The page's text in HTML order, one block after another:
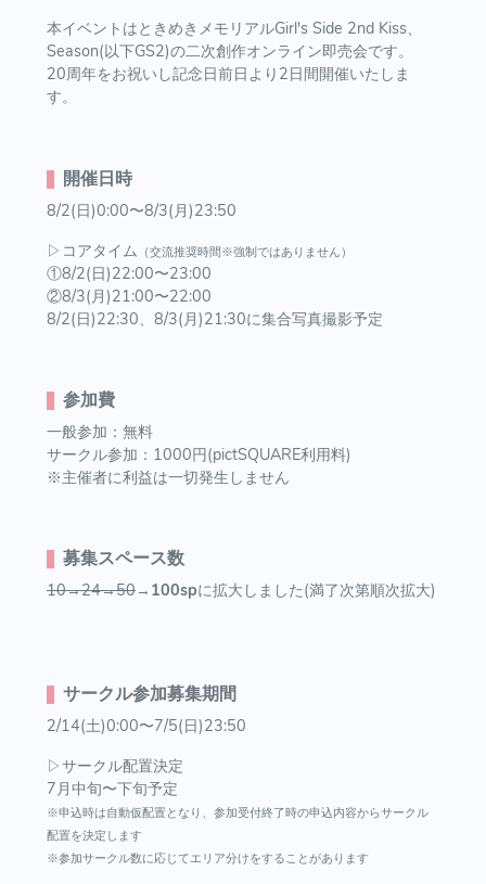
本イベントはときめきメモリアルGirl's Side 2nd Kiss、
Season(以下GS2)の二次創作オンライン即売会です。
20周年をお祝いし記念日前日より2日間開催いたしま
す。
開催日時
8/2(日)0:00〜8/3(月)23:50
▷コアタイム （交流推奨時間※強制ではありません）
①8/2(日)22:00〜23:00
②8/3(月)21:00〜22:00
8/2(日)22:30、8/3(月)21:30に集合写真撮影予定
参加費
一般参加：無料
サークル参加：1000円(pictSQUARE利用料)
※主催者に利益は一切発生しません
募集スペース数
10→24→50→ 100spに拡大しました(満了次第順次拡大)
サークル参加募集期間
2/14(土)0:00〜7/5(日)23:50
▷サークル配置決定
7月中旬〜下旬予定
※申込時は自動仮配置となり、参加受付終了時の申込内容からサークル
配置を決定します
※参加サークル数に応じてエリア分けをすることがあります